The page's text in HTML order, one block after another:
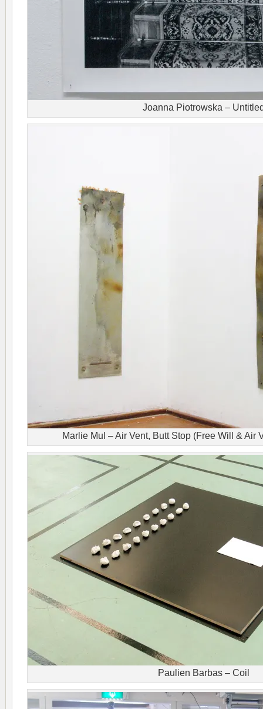
Joanna Piotrowska –
Marlie Mul – Air Vent, Butt Stop (Free Will & Air
Paulien Barbas – Coil